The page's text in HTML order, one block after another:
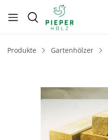
Produkte Gartenhölzer
Bildergalerie überspringen